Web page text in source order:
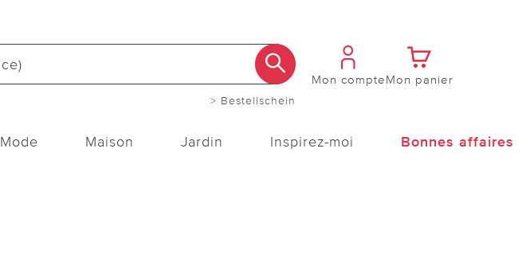
> Bestellschein
Mon compteMon panier
Mode Maison Jardin Inspirez-moi Bonnes affaires